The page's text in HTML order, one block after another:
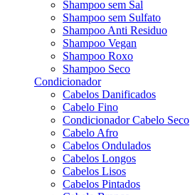
Shampoo sem Sal
Shampoo sem Sulfato
Shampoo Anti Residuo
Shampoo Vegan
Shampoo Roxo
Shampoo Seco
Condicionador
Cabelos Danificados
Cabelo Fino
Condicionador Cabelo Seco
Cabelo Afro
Cabelos Ondulados
Cabelos Longos
Cabelos Lisos
Cabelos Pintados